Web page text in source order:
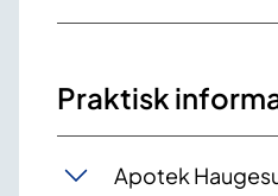
Praktisk
Apotek